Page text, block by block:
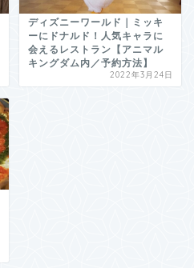
ディズニーワールド｜ミッキ
ーにドナルド！人気キャラに
会えるレストラン【アニマル
キングダム内／予約方法】
2022年3月24日